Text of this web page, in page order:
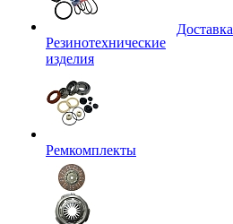
Резинотехнические
изделия
Ремкомплекты
Доставка